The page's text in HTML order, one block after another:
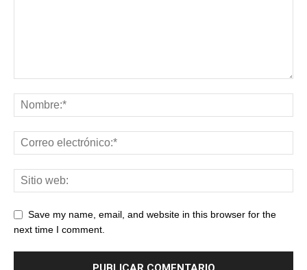
Save my name, email, and website in this browser for the
next time I comment.